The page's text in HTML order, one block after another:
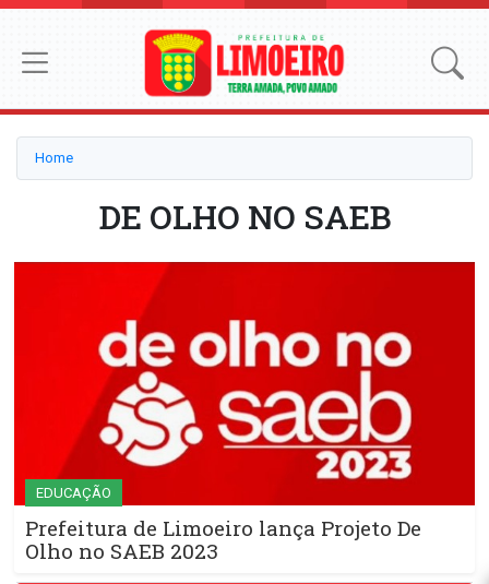
Home
DE OLHO NO SAEB
EDUCAÇÃO
Prefeitura de Limoeiro lança Projeto De
Olho no SAEB 2023